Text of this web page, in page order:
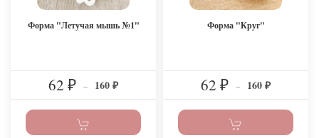
Форма "Летучая мышь №1"
62 ₽ – 160 ₽
Форма "Круг"
62 ₽ – 160 ₽